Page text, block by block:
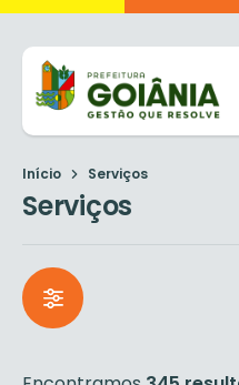
Início Serviços
Serviços